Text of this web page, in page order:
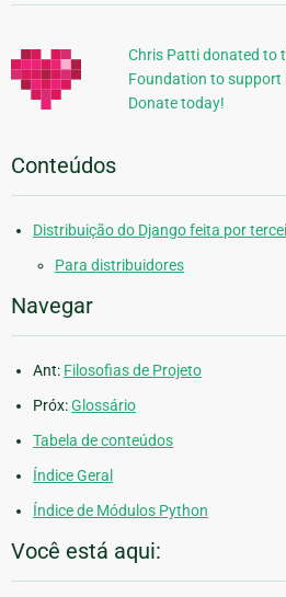
Adicionais
Chris Patti donated to
Foundation to support
Donate today!
Conteúdos
Distribuição do Django feita por
Para distribuidores
Navegar
Ant: Filosofias de Projeto
Próx:Glossário
Tabela de conteúdos
Índice Geral
Índice de Módulos Python
Você está aqui: